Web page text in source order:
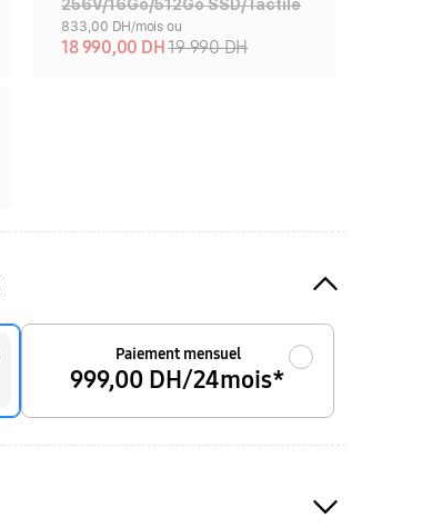
256V/16Go/512Go SSD/Tactile
833,00 DH/mois ou
18 990,00 DH19 990 DH
Paiement mensuel
999,00 DH/24mois*